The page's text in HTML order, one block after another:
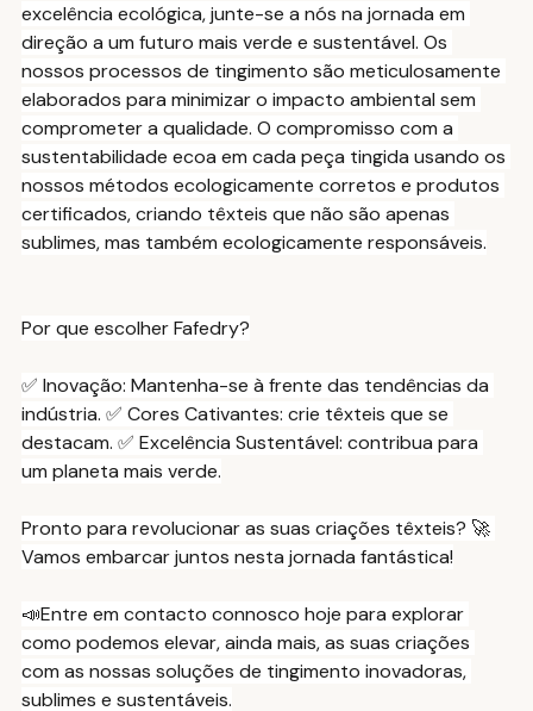
excelência ecológica, junte-se a nós na jornada em
direção a um futuro mais verde e sustentável. Os
nossos processos de tingimento são meticulosamente
elaborados para minimizar o impacto ambiental sem
comprometer a qualidade. O compromisso com a
sustentabilidade ecoa em cada peça tingida usando os
nossos métodos ecologicamente corretos e produtos
certificados, criando têxteis que não são apenas
sublimes, mas também ecologicamente responsáveis.
Por que escolher Fafedry?
✅ Inovação: Mantenha-se à frente das tendências da
indústria. ✅ Cores Cativantes: crie têxteis que se
destacam. ✅ Excelência Sustentável: contribua para
um planeta mais verde.
Pronto para revolucionar as suas criações têxteis? 🚀
Vamos embarcar juntos nesta jornada fantástica!
📣Entre em contacto connosco hoje para explorar
como podemos elevar, ainda mais, as suas criações
com as nossas soluções de tingimento inovadoras,
sublimes e sustentáveis.